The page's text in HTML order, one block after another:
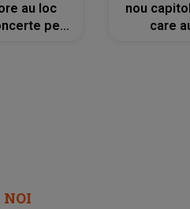
au loc
pe
nou
care
NOI